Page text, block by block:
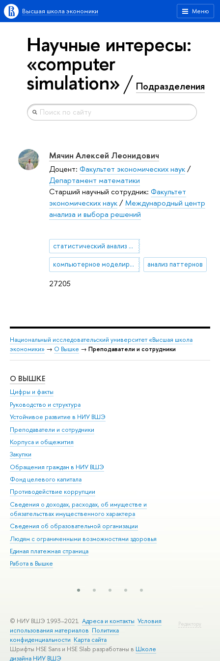
Меню
Высшая школа экономики
Научные интересы:
«computer
simulation» Подразделения
27205
Мячин Алексей Леонидович
Доцент: Факультет экономических наук/
Департамент математики
Старший научный сотрудник: Факультет
экономических наук/Международный центр
анализа и выбора решений
статистический анализ данных
компьютерное моделирование анализ паттернов
Национальный исследовательский университет «Высшая школа
экономики» → О Вышке → Преподаватели и сотрудники
О ВЫШКЕ
Цифры и факты
Руководство и структура
Устойчивое развитие в НИУ ВШЭ
Преподаватели и сотрудники
Корпуса и общежития
Закупки
Обращения граждан в НИУ ВШЭ
Фонд целевого капитала
Противодействие коррупции
Сведения о доходах, расходах, об имуществе и
обязательствах имущественного характера
Сведения об образовательной организации
Людям с ограниченными возможностями здоровья
Единая платежная страница
Работа в Вышке
Редактору
© НИУ ВШЭ 1993–2021 Адреса и контакты Условия
использования материалов Политика
конфиденциальности Карта сайта
Шрифты HSE Sans и HSE Slab разработаны в Школе
дизайна НИУ ВШЭ